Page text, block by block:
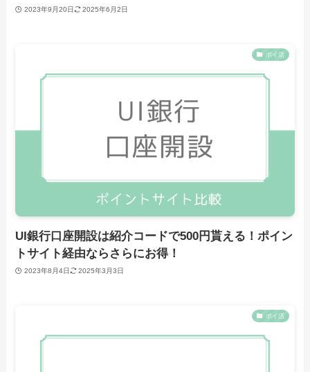
2023年9月20日 2025年6月2日
ポイ活
UI銀行口座開設は紹介コードで500円貰える！ポイン
トサイト経由ならさらにお得！
2023年8月4日 2025年3月3日
ポイ活